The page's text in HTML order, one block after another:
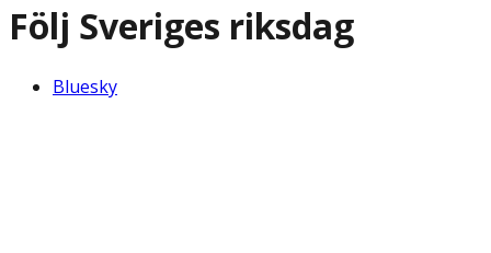
Följ Sveriges riksdag
Bluesky